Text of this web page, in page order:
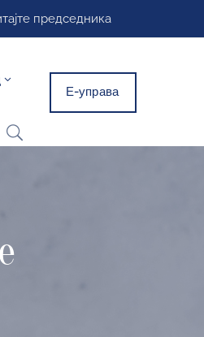
председника
Е-управа